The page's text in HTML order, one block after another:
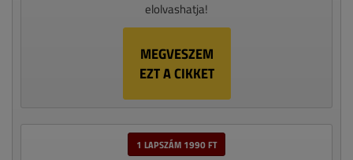
elolvashatja!
MEGVESZEM
EZT A CIKKET
1 LAPSZÁM 1990 FT